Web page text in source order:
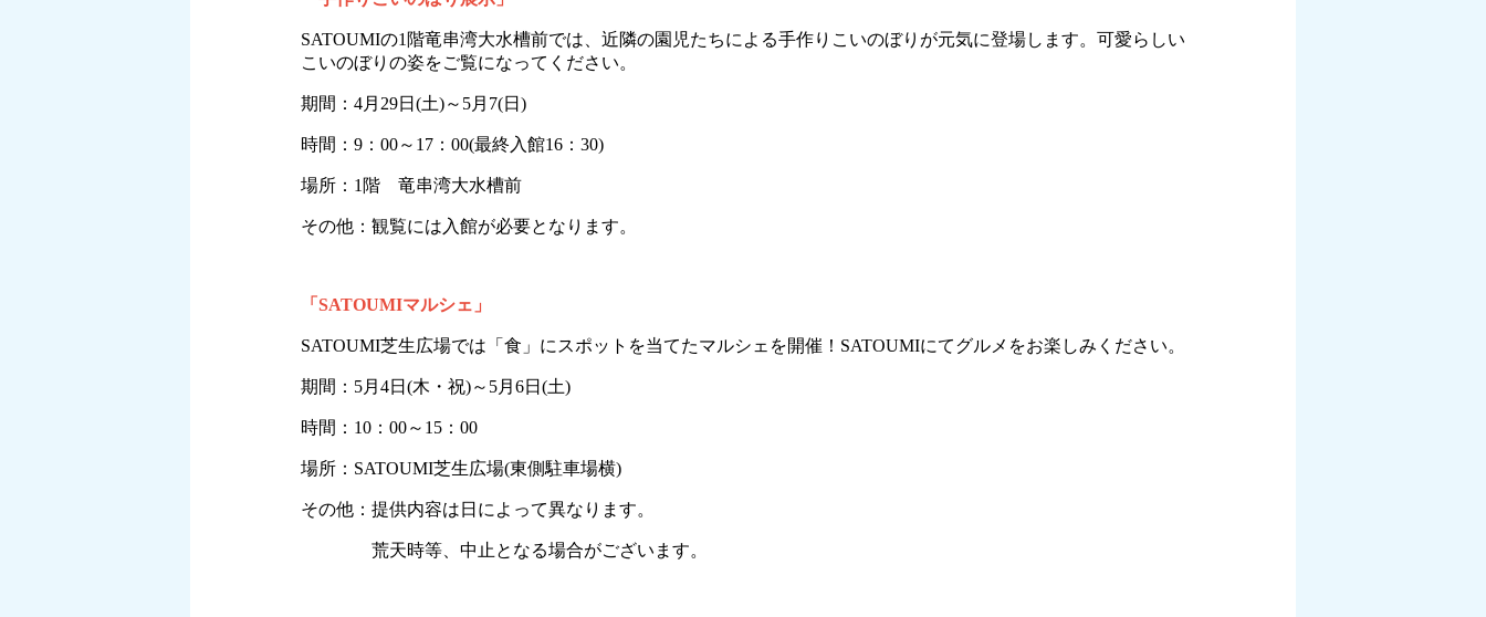
SATOUMIの1階竜串湾大水槽前では、近隣の園児たちによる手作りこいのぼりが元気に登場します。可愛らしい
こいのぼりの姿をご覧になってください。
期間：4月29日(土)～5月7(日)
時間：9：00～17：00(最終入館16：30)
場所：1階 竜串湾大水槽前
その他：観覧には入館が必要となります。
「SATOUMIマルシェ」
SATOUMI芝生広場では「食」にスポットを当てたマルシェを開催！SATOUMIにてグルメをお楽しみください。
期間：5月4日(木・祝)～5月6日(土)
時間：10：00～15：00
場所：SATOUMI芝生広場(東側駐車場横)
その他：提供内容は日によって異なります。
荒天時等、中止となる場合がございます。